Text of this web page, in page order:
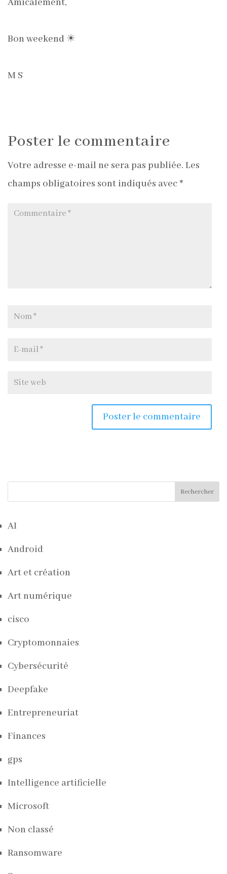
Amicalement,
Bon weekend ☀
M S
Poster le commentaire
Votre adresse e-mail ne sera pas publiée. Les
champs obligatoires sont indiqués avec *
Rechercher
AI
Android
Art et création
Art numérique
cisco
Cryptomonnaies
Cybersécurité
Deepfake
Entrepreneuriat
Finances
gps
Intelligence artificielle
Microsoft
Non classé
Ransomware